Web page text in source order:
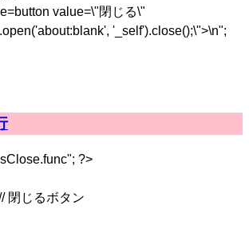
value=\"閉じる\"
'_self').close();\">\n";
?>
閉じるボタン